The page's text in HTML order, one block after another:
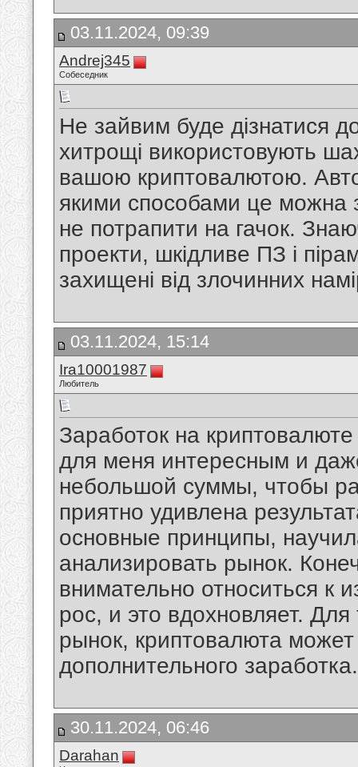
03.11.2024, 09:39
Andrej345
Собеседник
Не зайвим буде дізнатися
хитрощі використовують
вашою криптовалютою.
якими способами це можна
не потрапити на гачок.
проекти, шкідливе ПЗ і
захищені від злочинних
03.11.2024, 15:14
Ira10001987
Любитель
Заработок на
для меня интересным и
небольшой суммы, чтобы
приятно удивлена
основные принципы,
анализировать рынок.
внимательно относиться к
рос, и это вдохновляет. Для
рынок, криптовалюта
дополнительного заработка.
30.11.2024, 06:46
Darahan